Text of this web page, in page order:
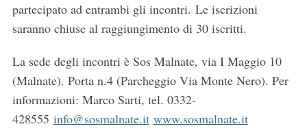
partecipato ad entrambi gli incontri. Le iscrizioni
saranno chiuse al raggiungimento di 30 iscritti.
La sede degli incontri è Sos Malnate, via I Maggio 10
(Malnate). Porta n.4 (Parcheggio Via Monte Nero). Per
informazioni: Marco Sarti, tel. 0332-
428555 info@sosmalnate.it www.sosmalnate.it